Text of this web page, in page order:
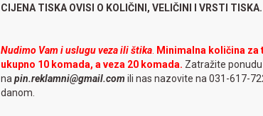
CIJENA TISKA OVISI O KOLIČINI, VELIČINI I VRSTI TISKA.
Nudimo Vam i uslugu veza ili štika Minimalna količina za
ukupno 10 komada, a veza 20 komada. Zatražite ponudu
napin.reklamni@gmail.com ili nas nazovite na 031-617-
danom.